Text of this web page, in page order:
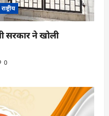
राष्ट्रीय
सरकार ने खोली
0